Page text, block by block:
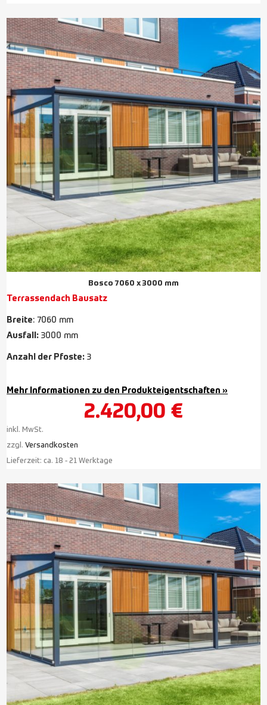
Bosco 7060 x 3000 mm
Terrassendach Bausatz
Breite: 7060 mm
Ausfall: 3000 mm
Anzahl der Pfoste: 3
Mehr Informationen zu den Produkteigentschaften »
2.420,00 €
inkl. MwSt.
zzgl.Versandkosten
Lieferzeit:ca. 18 - 21 Werktage